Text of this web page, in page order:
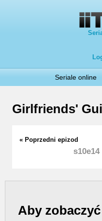
Seriale online
Girlfriends'
« Poprzedni epizod
s10e14
Aby